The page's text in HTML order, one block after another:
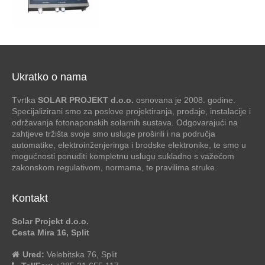
Ukratko o nama
Tvrtka SOLAR PROJEKT d.o.o. osnovana je 2008. godine.
Specijalizirani smo za poslove projektiranja, prodaje, instalacije i
održavanja fotonaponskih solarnih sustava. Odgovarajući na
zahtjeve tržišta svoje smo usluge proširili i na područja
automatike, elektroinženjeringa i brodske elektronike, te smo u
mogućnosti ponuditi kompletnu uslugu sukladno s važećom
zakonskom regulativom, normama, te pravilima struke.
Kontakt
Solar Projekt d.o.o.
Cesta Mira 16, Split
Ured: Velebitska 76, Split